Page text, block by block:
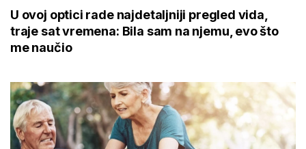
U ovoj optici rade najdetaljniji pregled vida,
traje sat vremena: Bila sam na njemu, evo što
me naučio